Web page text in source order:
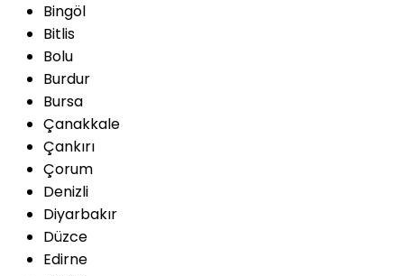
Bingöl
Bitlis
Bolu
Burdur
Bursa
Çanakkale
Çankırı
Çorum
Denizli
Diyarbakır
Düzce
Edirne